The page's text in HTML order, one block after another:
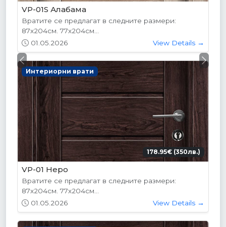
VP-01S Алабама
Вратите се предлагат в следните размери:
87х204см. 77х204см...
01.05.2026
View Details →
Интериорни врати
178.95€ (350лв.)
VP-01 Hepo
Вратите се предлагат в следните размери:
87х204см. 77х204см...
01.05.2026
View Details →
Previous Next